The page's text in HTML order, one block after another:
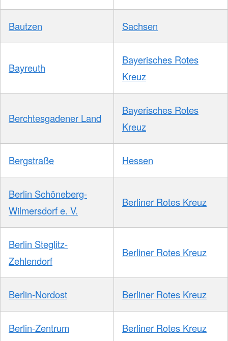
Bautzen Sachsen
Bayreuth
Bayerisches Rotes
Kreuz
Berchtesgadener Land
Bayerisches Rotes
Kreuz
Bergstraße Hessen
Berlin Schöneberg-
Wilmersdorf e. V.
Berliner Rotes Kreuz
Berlin Steglitz-
Zehlendorf
Berliner Rotes Kreuz
Berlin-Nordost Berliner Rotes Kreuz
Berlin-Zentrum Berliner Rotes Kreuz